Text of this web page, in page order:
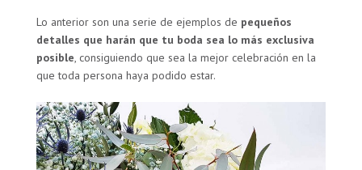
Lo anterior son una serie de ejemplos de pequeños
detalles que harán que tu boda sea lo más exclusiva
posible, consiguiendo que sea la mejor celebración en la
que toda persona haya podido estar.